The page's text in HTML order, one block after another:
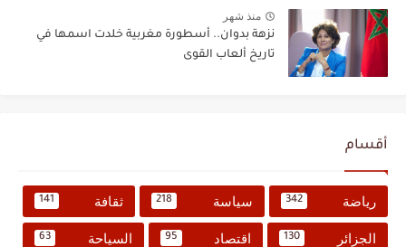
منذ شهر
نزهة بدوان.. أسطورة مغربية خلدت اسمها في
تاريخ ألعاب القوى
أقسام
رياضة 342 سياسة 218 ثقافة 141
الجزائر 130 اقتصاد 95 السياحة 63